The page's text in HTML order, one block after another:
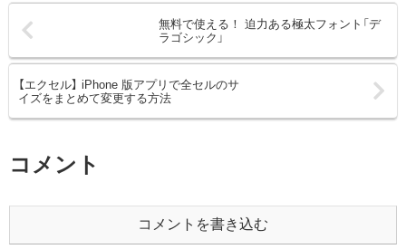
無料で使える！ 迫力ある極太フォント「デ
ラゴシック」
【エクセル】 iPhone 版アプリで全セルのサ
イズをまとめて変更する方法
コメント
コメントを書き込む